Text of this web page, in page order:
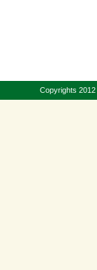
Copyrights